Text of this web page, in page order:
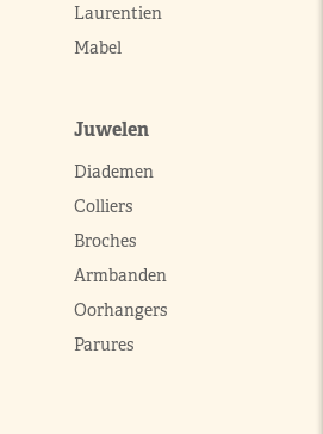
Laurentien
Mabel
Juwelen
Diademen
Colliers
Broches
Armbanden
Oorhangers
Parures